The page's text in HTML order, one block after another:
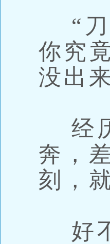
“刀
你究
没出
经历
奔，
刻，
好